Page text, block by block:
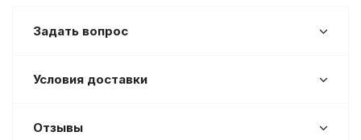
Задать вопрос
Условия доставки
Отзывы